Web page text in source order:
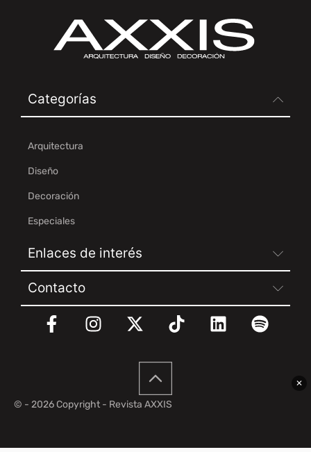
✕
Categorías
Arquitectura
Diseño
Decoración
Especiales
Enlaces de interés
Contacto
© - 2026 Copyright - Revista AXXIS